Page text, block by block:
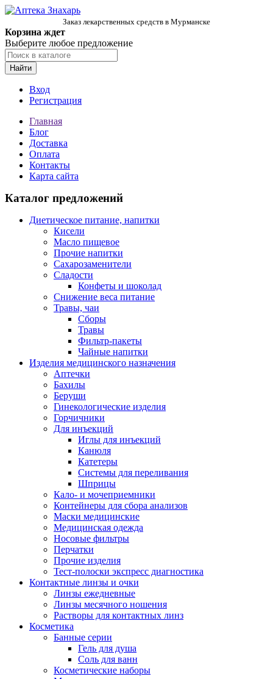
Заказ лекарственных средств в Мурманске
Корзина ждет
Выберите любое предложение
Найти
Вход
Регистрация
Главная
Блог
Доставка
Оплата
Контакты
Карта сайта
Каталог предложений
Диетическое питание, напитки
Кисели
Масло пищевое
Прочие напитки
Сахарозаменители
Сладости
Конфеты и шоколад
Снижение веса питание
Травы, чаи
Сборы
Травы
Фильтр-пакеты
Чайные напитки
Изделия медицинского назначения
Аптечки
Бахилы
Беруши
Гинекологические изделия
Горчичники
Для инъекций
Иглы для инъекций
Канюля
Катетеры
Системы для переливания
Шприцы
Кало- и мочеприемники
Контейнеры для сбора анализов
Маски медицинские
Медицинская одежда
Носовые фильтры
Перчатки
Прочие изделия
Тест-полоски экспресс диагностика
Контактные линзы и очки
Линзы ежедневные
Линзы месячного ношения
Растворы для контактных линз
Косметика
Банные серии
Гель для душа
Соль для ванн
Косметические наборы